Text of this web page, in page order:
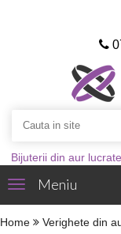
Bijuterii din aur
ToggleMeniu
Home Verighete din